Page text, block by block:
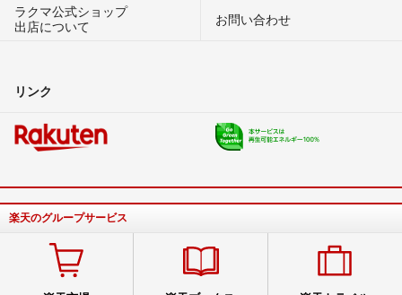
ラクマ公式ショップ
出店について
お問い合わせ
リンク
楽天のグループサービス